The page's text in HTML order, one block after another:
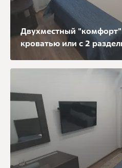
Двухместный "комфорт"
кроватью или с 2